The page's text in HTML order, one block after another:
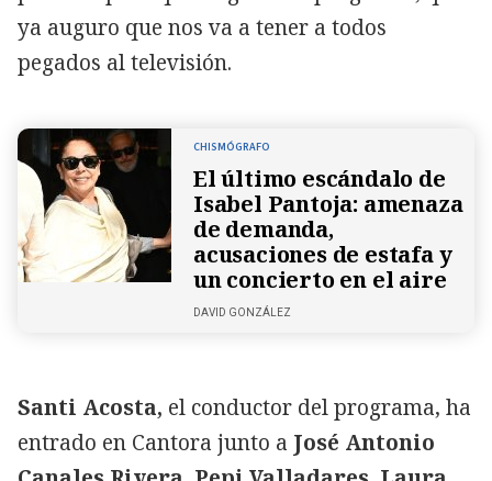
ya auguro que nos va a tener a todos
pegados al televisión.
CHISMÓGRAFO
El último escándalo de
Isabel Pantoja: amenaza
de demanda,
acusaciones de estafa y
un concierto en el aire
DAVID GONZÁLEZ
Santi Acosta, el conductor del programa, ha
entrado en Cantora junto a José Antonio